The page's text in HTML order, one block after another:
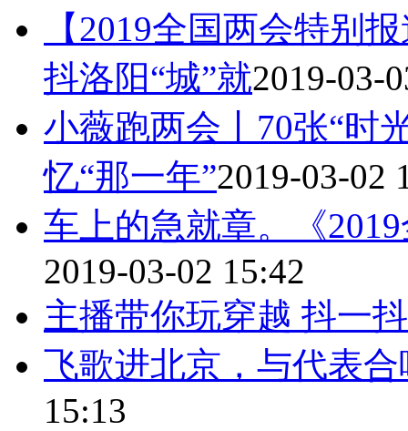
【2019全国两会特别
抖洛阳“城”就2019-03-
小薇跑两会丨70张“时
忆“那一年”2019-03-02
车上的急就章。《
2019-03-02 15:42
主播带你玩穿越 抖一
飞歌进北京，与代表
15:13